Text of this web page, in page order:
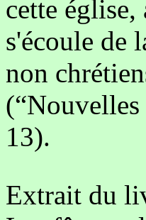
cette
s'écoule de
non
13).
Extrait du